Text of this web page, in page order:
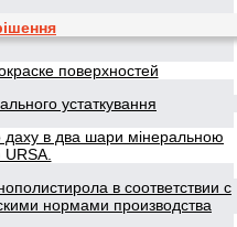
поверхностей
устаткування
даху в два шари мінеральною
URSA.
в соответствии с
нормами производства